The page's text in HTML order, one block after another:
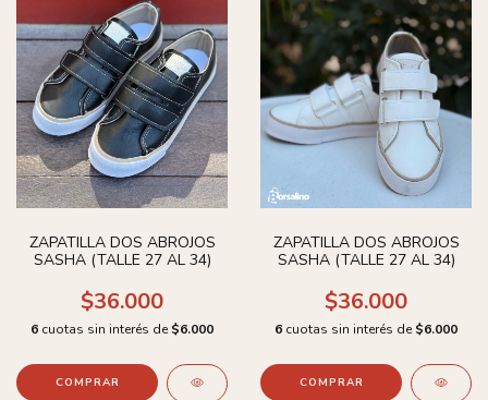
ZAPATILLA DOS ABROJOS
SASHA (TALLE 27 AL 34)
$36.000
6 cuotas sin interés de $6.000
COMPRAR
ZAPATILLA DOS ABROJOS
SASHA (TALLE 27 AL 34)
$36.000
6 cuotas sin interés de $6.000
COMPRAR